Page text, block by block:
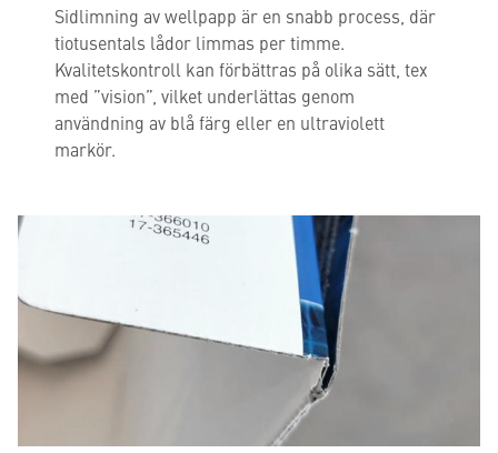
Sidlimning av wellpapp är en snabb process, där
tiotusentals lådor limmas per timme.
Kvalitetskontroll kan förbättras på olika sätt, tex
med ”vision”, vilket underlättas genom
användning av blå färg eller en ultraviolett
markör.